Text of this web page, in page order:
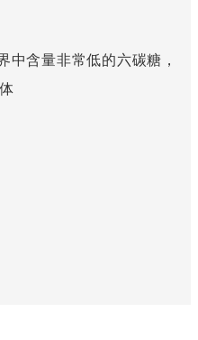
中含量非常低的六碳糖，